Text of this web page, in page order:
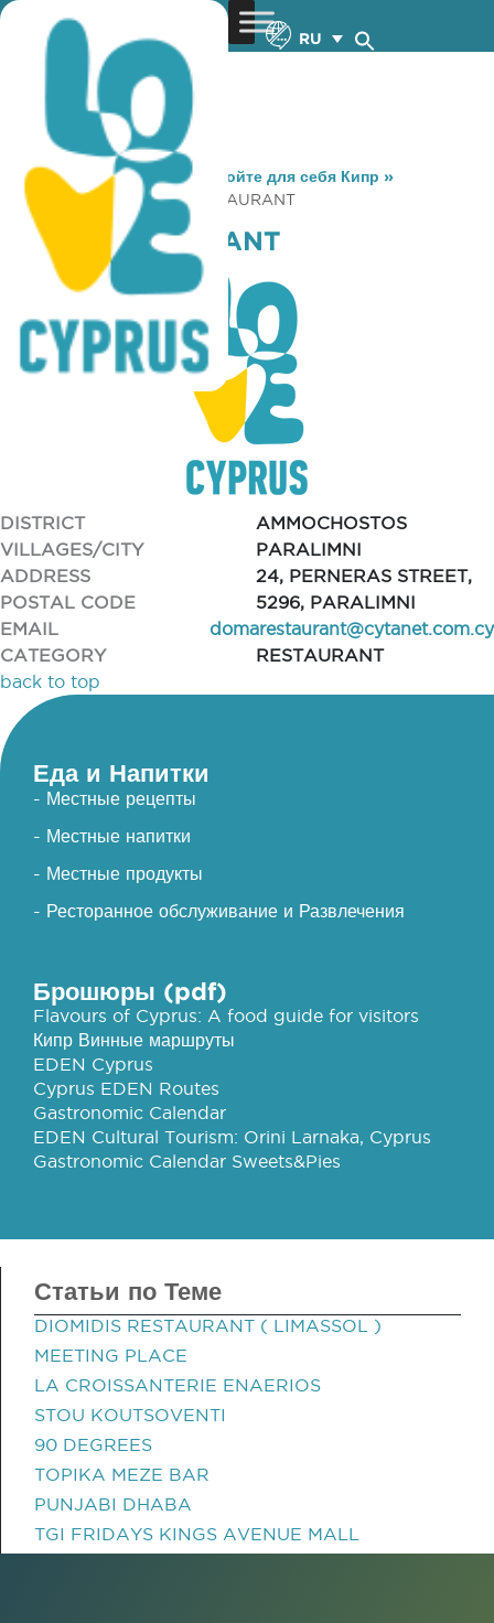
RU
You are here: Home »Откройте для себя Кипр »
Gastronomy
» DOMA RESTAURANT
DOMA RESTAURANT
DISTRICT
AMMOCHOSTOS
VILLAGES/CITY
PARALIMNI
ADDRESS
24, PERNERAS STREET,
POSTAL CODE
5296, PARALIMNI
EMAIL
domarestaurant@cytanet.com.cy
CATEGORY
RESTAURANT
back to top
Еда и Напитки
- Местные рецепты
- Местные напитки
- Местные продукты
- Ресторанное обслуживание и Развлечения
Брошюры (pdf)
Flavours of Cyprus: A food guide for visitors
Кипр Винные маршруты
EDEN Cyprus
Cyprus EDEN Routes
Gastronomic Calendar
EDEN Cultural Tourism: Orini Larnaka, Cyprus
Gastronomic Calendar Sweets&Pies
Статьи по Теме
DIOMIDIS RESTAURANT ( LIMASSOL )
MEETING PLACE
LA CROISSANTERIE ENAERIOS
STOU KOUTSOVENTI
90 DEGREES
TOPIKA MEZE BAR
PUNJABI DHABA
TGI FRIDAYS KINGS AVENUE MALL